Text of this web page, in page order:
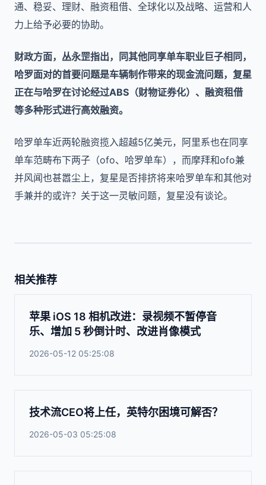
通、稳妥、理财、融资租借、全球化以及战略、运营和人
力上给予必要的协助。
财政方面，丛永罡指出，同其他同享单车职业巨子相同，
哈罗面对的首要问题是车辆制作带来的现金流问题，复星
正在与哈罗在讨论经过ABS（财物证券化）、融资租借
等多种形式进行高效融资。
哈罗单车近两轮融资揽入超越5亿美元，阿里系也在同享
单车范畴布下两子（ofo、哈罗单车），而摩拜和ofo兼
并风闻也甚嚣尘上，复星是否排挤将来哈罗单车和其他对
手兼并的或许？关于这一灵敏问题，复星没有谈论。
相关推荐
苹果 iOS 18 相机改进：录视频不暂停音
乐、增加 5 秒倒计时、改进肖像模式
2026-05-12 05:25:08
技术流CEO将上任，英特尔困境可解否？
2026-05-03 05:25:08